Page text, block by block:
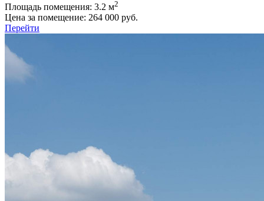
Площадь помещения: 3.2 м2
Цена за помещение: 264 000 руб.
Перейти